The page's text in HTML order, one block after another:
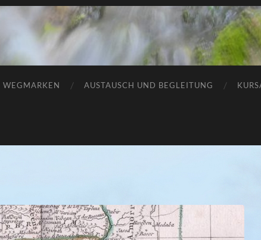
WEGMARKEN AUSTAUSCH UND BEGLEITUNG